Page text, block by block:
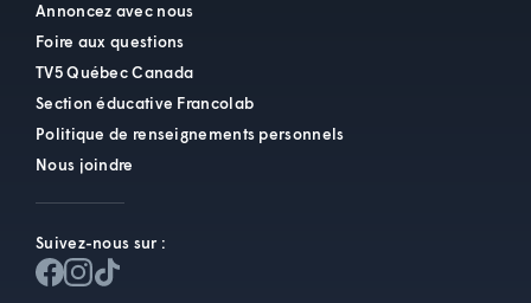
Annoncez avec nous
Foire aux questions
TV5 Québec Canada
Section éducative Francolab
Politique de renseignements personnels
Nous joindre
Suivez-nous sur :